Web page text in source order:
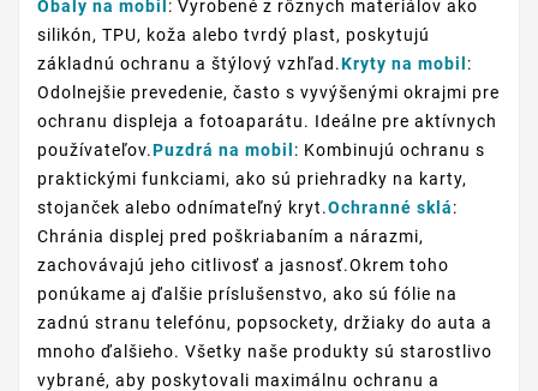
Obaly na mobil : Vyrobené z rôznych materiálov ako
silikón, TPU, koža alebo tvrdý plast, poskytujú
základnú ochranu a štýlový vzhľad.Kryty na mobil :
Odolnejšie prevedenie, často s vyvýšenými okrajmi pre
ochranu displeja a fotoaparátu. Ideálne pre aktívnych
používateľov.Puzdrá na mobil : Kombinujú ochranu s
praktickými funkciami, ako sú priehradky na karty,
stojanček alebo odnímateľný kryt.Ochranné sklá:
Chránia displej pred poškriabaním a nárazmi,
zachovávajú jeho citlivosť a jasnosť.Okrem toho
ponúkame aj ďalšie príslušenstvo, ako sú fólie na
zadnú stranu telefónu, popsockety, držiaky do auta a
mnoho ďalšieho. Všetky naše produkty sú starostlivo
vybrané, aby poskytovali maximálnu ochranu a